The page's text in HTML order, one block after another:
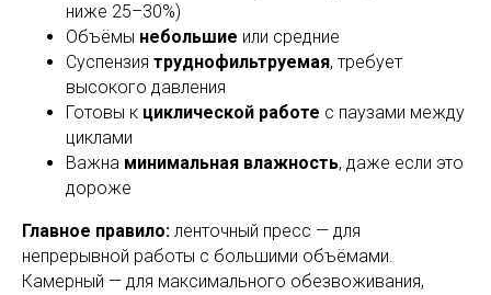
ниже 25–30%)
Объёмы небольшие или средние
Суспензия труднофильтруемая, требует
высокого давления
Готовы к циклической работе с паузами между
циклами
Важна минимальная влажность, даже если это
дороже
Главное правило: ленточный пресс — для
непрерывной работы с большими объёмами.
Камерный — для максимального обезвоживания,